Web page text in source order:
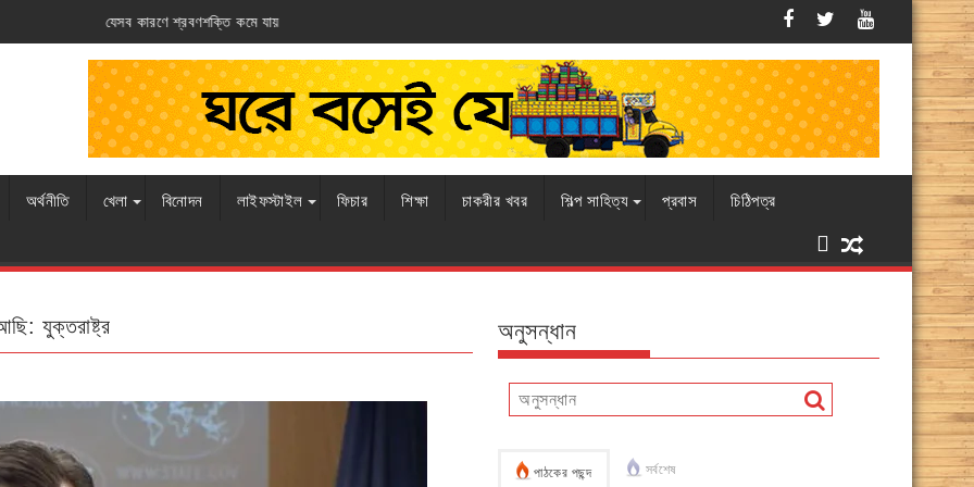
যায় এবারও চামড়ার বাজারে ধস, বিপাকে ব্যবসায়ীরা
অর্থনীতি খেলা বিনোদন লাইফস্টাইল ফিচার শিক্ষা চাকরীর খবর শিল্প সাহিত্য প্রবাস চিঠিপত্র
যুক্তরাষ্ট্র অনুসন্ধান
পাঠকের পছন্দ সর্বশেষ